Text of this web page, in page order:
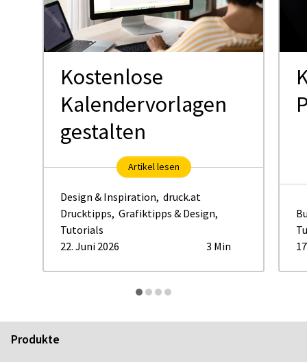
Kostenlose
Kalendervorlagen
gestalten
Artikel lesen
Design & Inspiration, druck.at
Drucktipps, Grafiktipps & Design,
Tutorials
22. Juni 2026
3 Min
Produkte